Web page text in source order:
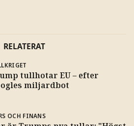
RELATERAT
tullhotar EU – efter
miljardbot
OCH FINANS